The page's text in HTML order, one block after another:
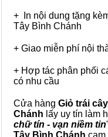
+ In nội dung tặng
Tây Bình Chánh
+ Giao miễn phí nội
+ Hợp tác phân phối
có nhu cầu
Cửa hàng Giỏ trái
Chánh lấy uy tín làm
chữ tín - vạn niềm tin
Tây Bình Chánh cam